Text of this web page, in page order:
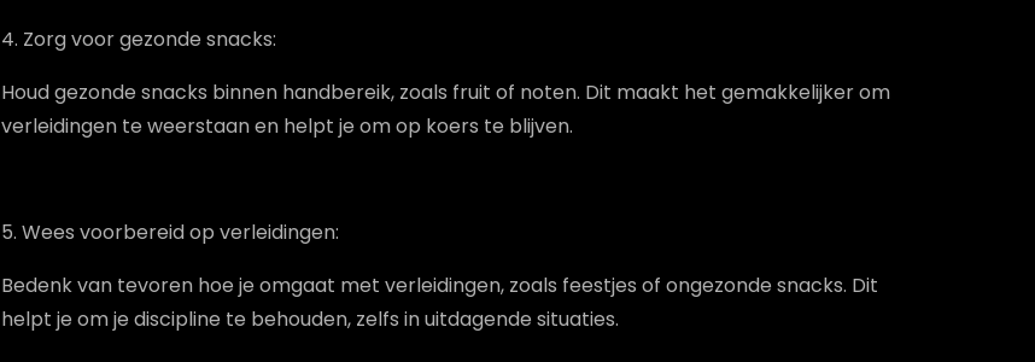
4. Zorg voor gezonde snacks:
Houd gezonde snacks binnen handbereik, zoals fruit of noten. Dit maakt het gemakkelijker om
verleidingen te weerstaan en helpt je om op koers te blijven.
5. Wees voorbereid op verleidingen:
Bedenk van tevoren hoe je omgaat met verleidingen, zoals feestjes of ongezonde snacks. Dit
helpt je om je discipline te behouden, zelfs in uitdagende situaties.